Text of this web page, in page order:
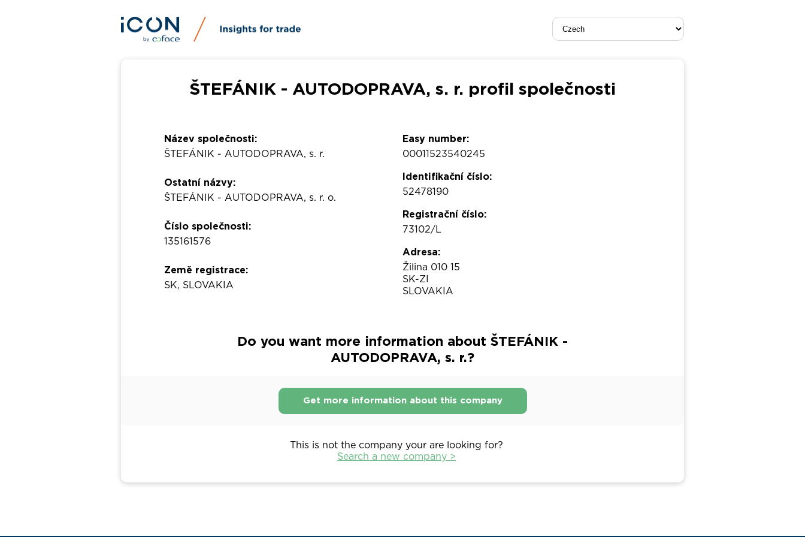
ŠTEFÁNIK - AUTODOPRAVA, s. r. profil společnosti
Název společnosti:
ŠTEFÁNIK - AUTODOPRAVA, s. r.
Ostatní názvy:
ŠTEFÁNIK - AUTODOPRAVA, s. r. o.
Číslo společnosti:
135161576
Země registrace:
SK, SLOVAKIA
Easy number:
00011523540245
Identifikační číslo:
52478190
Registrační číslo:
73102/L
Adresa:
Žilina 010 15
SK-ZI
SLOVAKIA
Do you want more information about ŠTEFÁNIK -
AUTODOPRAVA, s. r.?
Get more information about this company
This is not the company your are looking for?
Search a new company >